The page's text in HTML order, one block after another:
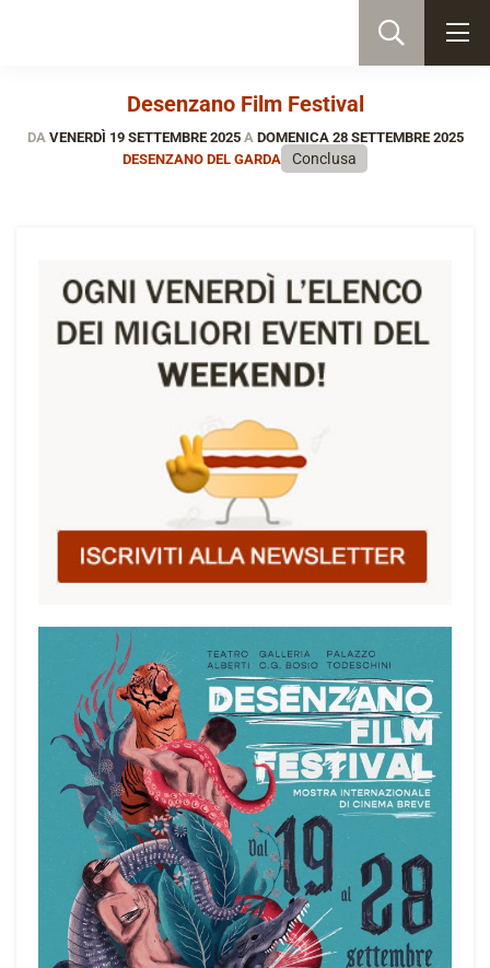
Desenzano Film Festival
DAVENERDÌ 19 SETTEMBRE 2025 ADOMENICA 28 SETTEMBRE 2025
DESENZANO DEL GARDA
Conclusa